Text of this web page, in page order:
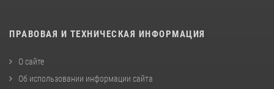
ПРАВОВАЯ И ТЕХНИЧЕСКАЯ ИНФОРМАЦИЯ
О сайте
Об использовании информации сайта